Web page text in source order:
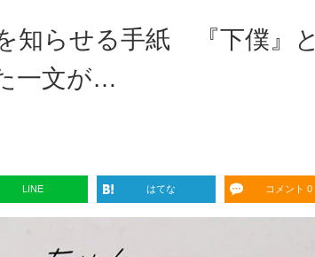
知らせる手紙 『下僕』と
一文が…
LINE はてな コメント 0